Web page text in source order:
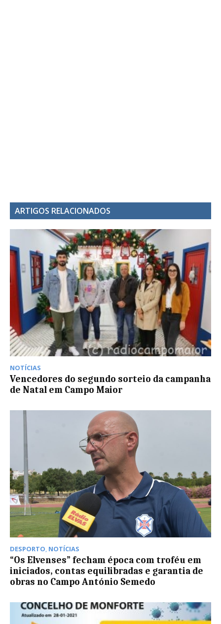
ARTIGOS RELACIONADOS
NOTÍCIAS
Vencedores do segundo sorteio da campanha
de Natal em Campo Maior
DESPORTO, NOTÍCIAS
“Os Elvenses” fecham época com troféu em
iniciados, contas equilibradas e garantia de
obras no Campo António Semedo